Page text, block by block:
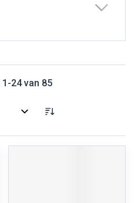
1 -24van 85